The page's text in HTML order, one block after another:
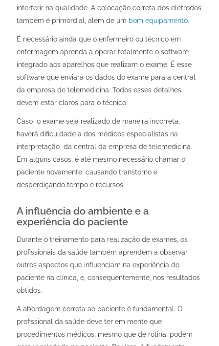
interferir na qualidade. A colocação correta dos eletrodos
também é primordial, além de um bom equipamento.
É necessário ainda que o enfermeiro ou técnico em
enfermagem aprenda a operar totalmente o software
integrado aos aparelhos que realizam o exame. É esse
software que enviará os dados do exame para a central
da empresa de telemedicina. Todos esses detalhes
devem estar claros para o técnico.
Caso o exame seja realizado de maneira incorreta,
haverá dificuldade a dos médicos especialistas na
interpretação da central da empresa de telemedicina.
Em alguns casos, é até mesmo necessário chamar o
paciente novamente, causando transtorno e
desperdiçando tempo e recursos.
A influência do ambiente e a
experiência do paciente
Durante o treinamentopara realização de exames, os
profissionais da saúde também aprendem a observar
outros aspectos que influenciam na experiência do
paciente na clínica, e, consequentemente, nos resultados
obtidos.
A abordagem correta ao paciente é fundamental. O
profissional da saúde deve ter em mente que
procedimentos médicos, mesmo que de rotina, podem